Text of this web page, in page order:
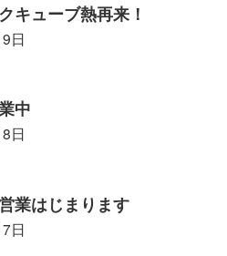
キューブ熱再来！
日
中
日
業はじまります
日